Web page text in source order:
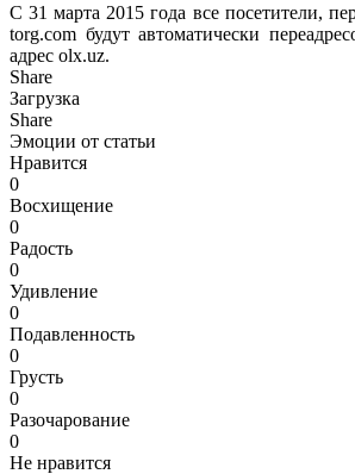
С 31 марта 2015 года все посетители,
torg.com будут автоматически
адрес olx.uz.
Share
Загрузка
Share
Эмоции от статьи
Нравится
0
Восхищение
0
Радость
0
Удивление
0
Подавленность
0
Грусть
0
Разочарование
0
Не нравится